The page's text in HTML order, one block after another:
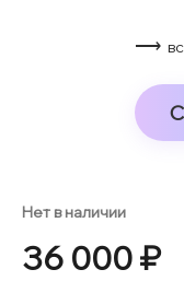
⟶
Нет в наличии
36 000 ₽